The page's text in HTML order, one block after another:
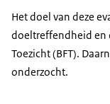
Het doel van deze
doeltreffendheid en
Toezicht (BFT).
onderzocht.